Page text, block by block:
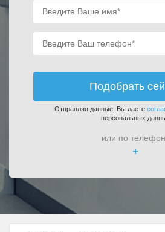
Подобрать
Отправляя данные, Вы даете
персональных
или по
+